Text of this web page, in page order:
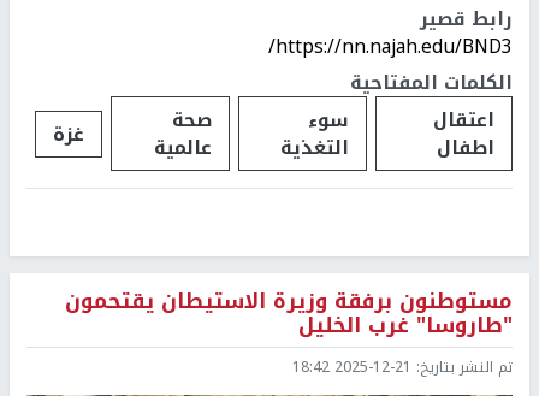
رابط قصير
https://nn.najah.edu/BND3/
الكلمات المفتاحية
اعتقال
اطفال
سوء
التغذية
صحة
عالمية غزة
مستوطنون برفقة وزيرة الاستيطان يقتحمون
"طاروسا" غرب الخليل
تم النشر بتاريخ: 2025-12-21 18:42